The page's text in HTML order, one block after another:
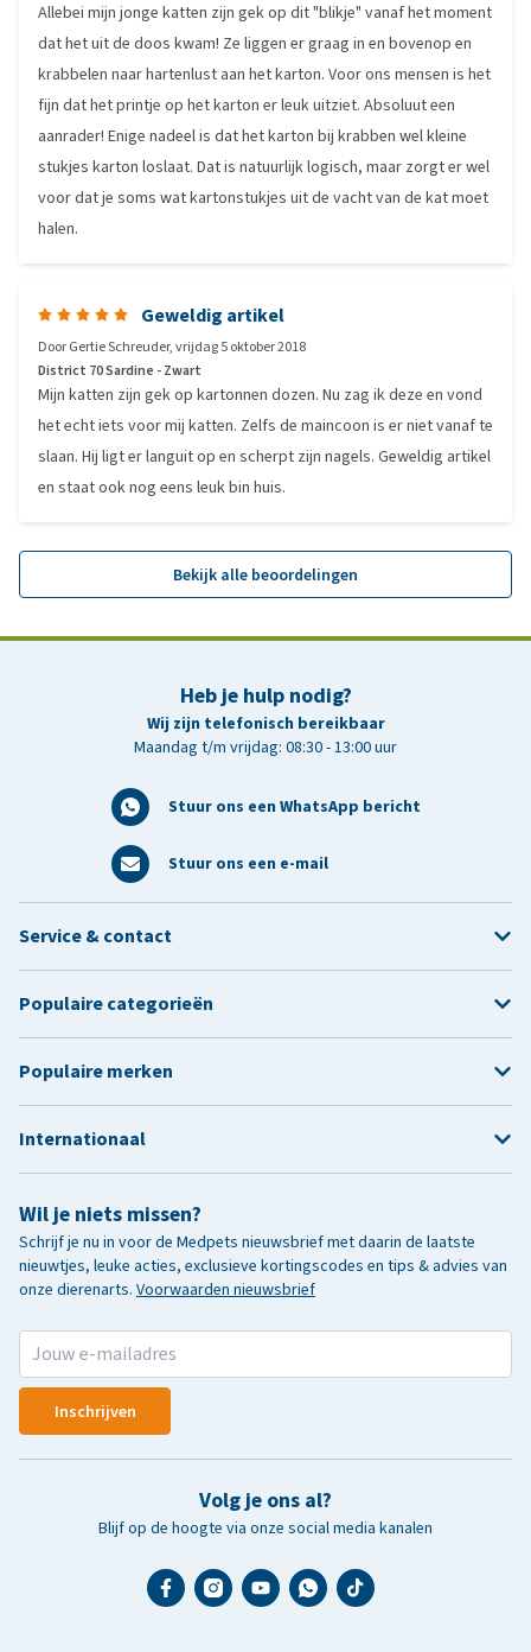
Allebei mijn jonge katten zijn gek op dit "blikje" vanaf het moment
dat het uit de doos kwam! Ze liggen er graag in en bovenop en
krabbelen naar hartenlust aan het karton. Voor ons mensen is het
fijn dat het printje op het karton er leuk uitziet. Absoluut een
aanrader! Enige nadeel is dat het karton bij krabben wel kleine
stukjes karton loslaat. Dat is natuurlijk logisch, maar zorgt er wel
voor dat je soms wat kartonstukjes uit de vacht van de kat moet
halen.
Geweldig artikel
DoorGertie Schreuder,vrijdag 5 oktober 2018
District 70 Sardine - Zwart
Mijn katten zijn gek op kartonnen dozen. Nu zag ik deze en vond
het echt iets voor mij katten. Zelfs de maincoon is er niet vanaf te
slaan. Hij ligt er languit op en scherpt zijn nagels. Geweldig artikel
en staat ook nog eens leuk bin huis.
Bekijk alle beoordelingen
Heb je hulp nodig?
Wij zijn telefonisch bereikbaar
Maandag t/m vrijdag: 08:30 - 13:00 uur
Stuur ons een WhatsApp bericht
Stuur ons een e-mail
Wil je niets missen?
Schrijf je nu in voor de Medpets nieuwsbrief met daarin de laatste
nieuwtjes, leuke acties, exclusieve kortingscodes en tips & advies van
onze dierenarts. Voorwaarden nieuwsbrief
Inschrijven
Volg je ons al?
Blijf op de hoogte via onze social media kanalen
Service & contact
Populaire categorieën
Populaire merken
Internationaal